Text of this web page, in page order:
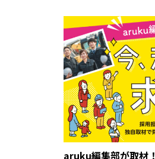
aruku編集部が取材